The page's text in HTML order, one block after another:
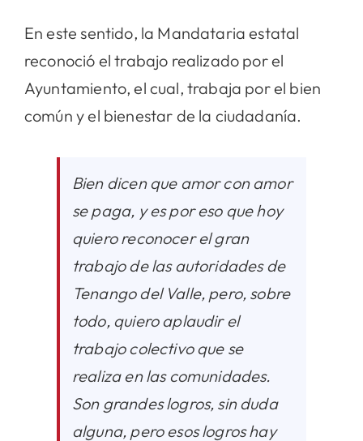
En este sentido, la Mandataria estatal
reconoció el trabajo realizado por el
Ayuntamiento, el cual, trabaja por el bien
común y el bienestar de la ciudadanía.
Bien dicen que amor con amor
se paga, y es por eso que hoy
quiero reconocer el gran
trabajo de las autoridades de
Tenango del Valle, pero, sobre
todo, quiero aplaudir el
trabajo colectivo que se
realiza en las comunidades.
Son grandes logros, sin duda
alguna, pero esos logros hay